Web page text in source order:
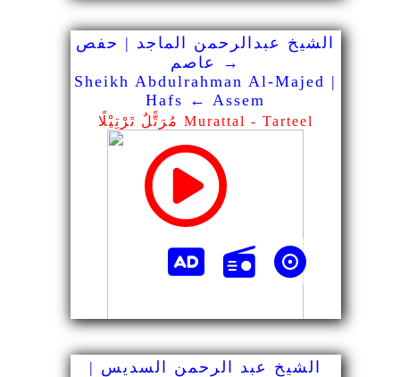
الشيخ عبدالرحمن الماجد | حفص
→ عاصم
Sheikh Abdulrahman Al-Majed |
Hafs ← Assem
مُرَتًّلٌ تَرْتِيْلًا Murattal - Tarteel
الشيخ عبد الرحمن السديس |